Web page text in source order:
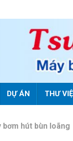
DỰ ÁN THƯ
hút bùn loãng